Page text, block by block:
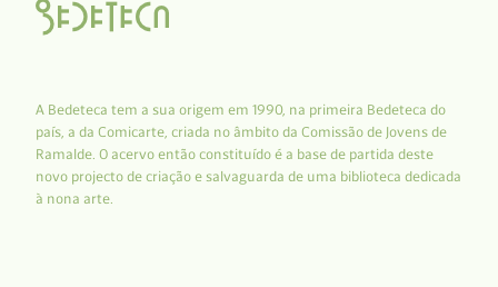
A Bedeteca tem a sua origem em 1990, na primeira Bedeteca do
país, a da Comicarte, criada no âmbito da Comissão de Jovens de
Ramalde. O acervo então constituído é a base de partida deste
novo projecto de criação e salvaguarda de uma biblioteca dedicada
à nona arte.